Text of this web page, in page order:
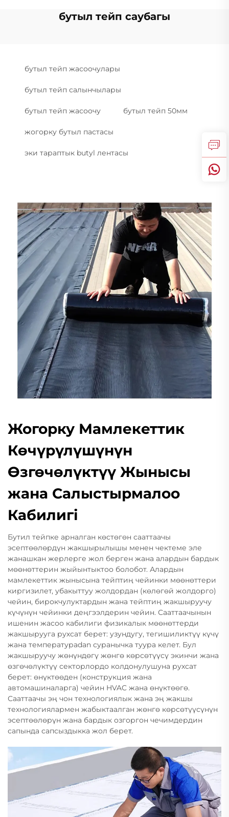
бутыл тейп саубагы
бутыл тейп жасоочулары
бутыл тейп салынчылары
бутыл тейп жасоочу бутыл тейп 50мм
жогорку бутыл пастасы
эки тараптык butyl лентасы
Жогорку Мамлекеттик
Көчүрүлүшүнүн
Өзгөчөлүктүү Жынысы
жана Салыстырмалоо
Кабилигі
Бутил тейпке арналган көстөгөн сааттаачы
эсептөөлөрдүн жакшырылышы менен чектеме эле
жанашкан жерлерге жол берген жана алардын бардык
мөөнөттерин жыйынтыктоо болобот. Алардын
мамлекеттик жынысына тейптиң чейинки мөөнөттери
киргизилет, убакыттуу жолдордан (көлөгөй жолдорго)
чейин, бирокчулуктардын жана тейптиң жакшыруучу
күчүнүн чейинки деңгээлдерин чейин. Сааттаачынын
ишенин жасоо кабилиги физикалык мөөнөттерди
жакшырууга рухсат берет: узундугу, тегишиликтүү күчү
жана температурadan суранычка туура келет. Бул
жакшыруучу жөнүндөгү жөнгө көрсөтүүсү экинчи жана
өзгөчөлүктүү секторлордо колдонулушуна рухсат
берет: өнүктөөден (конструкция жана
автомашиналарга) чейин HVAC жана өнүктөөгө.
Сааттаачы эң чон технологиялык жана эң жакшы
технологиялармен жабыктаалган жөнгө көрсөтүүсүнүн
эсептөөлөрүн жана бардык озгоргон чечимдердин
сапында сапсыздыкка жол берет.